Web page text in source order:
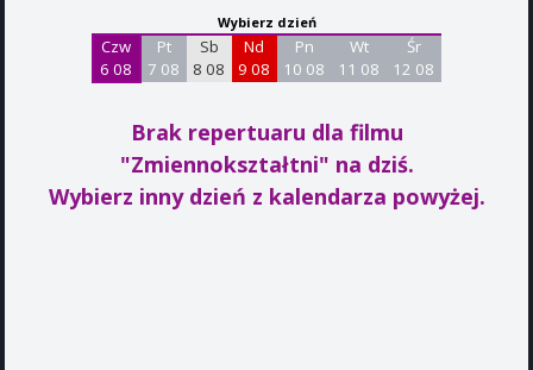
Wybierz dzień
Czw
6 08
Pt
7 08
Sb
8 08
Nd
9 08
Pn
10 08
Wt
11 08
Śr
12 08
Brak repertuaru dla filmu
"Zmiennokształtni" na dziś.
Wybierz inny dzień z kalendarza powyżej.